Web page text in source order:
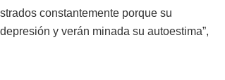
constantemente porque su
y verán minada su autoestima”,